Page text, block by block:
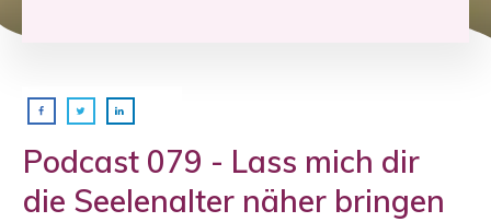
Podcast 079 - Lass mich dir
die Seelenalter näher bringen